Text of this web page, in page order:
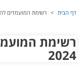
דף הבית רשימת המועמדים
רשימת
2024